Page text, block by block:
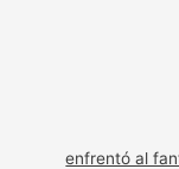
enfrentó al